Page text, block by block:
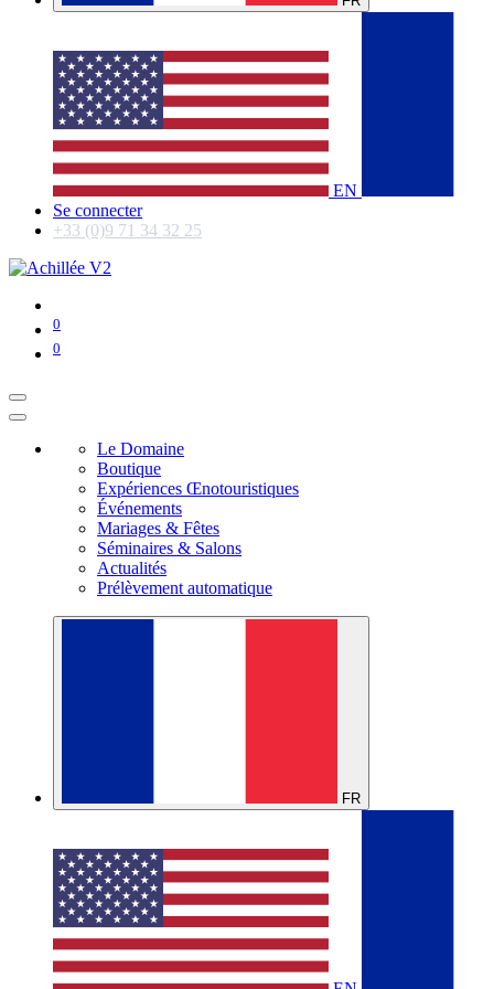
EN
Se connecter
+33 (0)9 71 34 32 25
0
0
Le Domaine
Boutique
Expériences Œnotouristiques
Événements
Mariages & Fêtes
Séminaires & Salons
Actualités
Prélèvement automatique
FR